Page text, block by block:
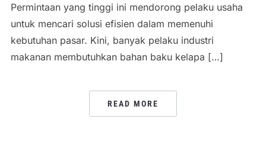
Permintaan yang tinggi ini mendorong pelaku usaha
untuk mencari solusi efisien dalam memenuhi
kebutuhan pasar. Kini, banyak pelaku industri
makanan membutuhkan bahan baku kelapa […]
READ MORE